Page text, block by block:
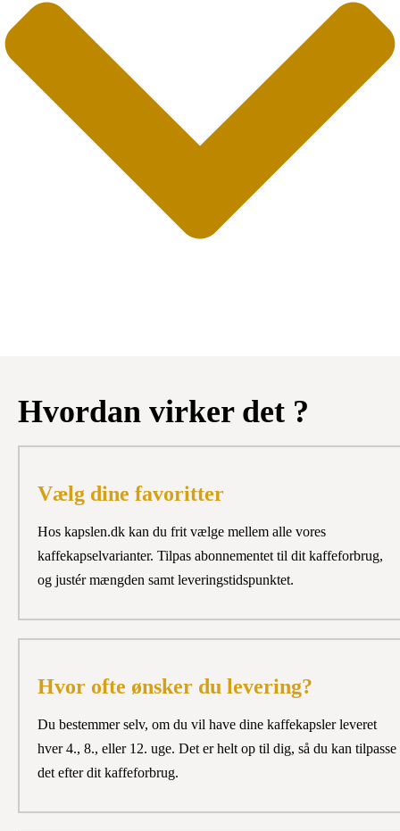
Hvordan virker det ?
Vælg dine favoritter
Hos kapslen.dk kan du frit vælge mellem alle vores
kaffekapselvarianter. Tilpas abonnementet til dit kaffeforbrug,
og justér mængden samt leveringstidspunktet.
Hvor ofte ønsker du levering?
Du bestemmer selv, om du vil have dine kaffekapsler leveret
hver 4., 8., eller 12. uge. Det er helt op til dig, så du kan tilpasse
det efter dit kaffeforbrug.